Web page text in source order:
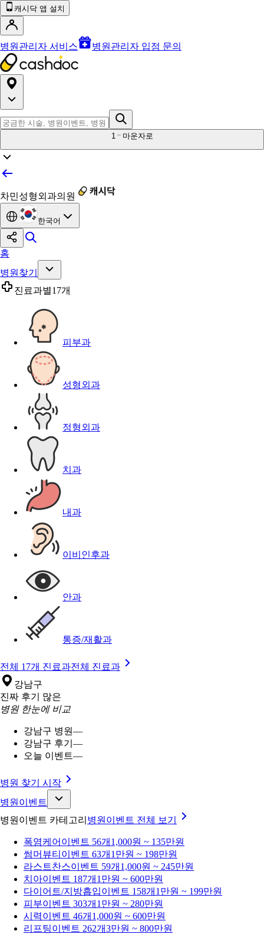
캐시닥 앱 설치
병원관리자 서비스 병원관리자 입점 문의
1 마운자로
차민성형외과의원
한국어
홈
병원찾기
진료과별17개
피부과
성형외과
정형외과
치과
내과
이비인후과
안과
통증/재활과
전체 17개 진료과전체 진료과
강남구
진짜 후기 많은
병원 한눈에 비교
강남구 병원—
강남구 후기 —
오늘 이벤트—
병원 찾기 시작
병원이벤트
병원이벤트 카테고리 병원이벤트 전체 보기
폭염케어 이벤트 56개 1,000원 ~ 135만원
썸머뷰티 이벤트 63개 1만원 ~ 198만원
라스트찬스이벤트 59개 1,000원 ~ 245만원
치아이벤트 187개 1만원 ~ 600만원
다이어트/지방흡입이벤트 158개 1만원 ~ 199만원
피부이벤트 303개 1만원 ~ 280만원
시력이벤트 46개 1,000원 ~ 600만원
리프팅이벤트 262개3만원 ~ 800만원